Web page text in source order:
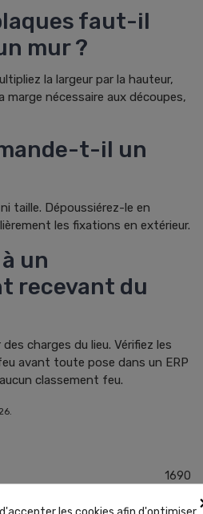
faut-il
mur ?
la largeur par la hauteur,
nécessaire aux découpes,
t-il un
taille. Dépoussiérez-le en
les fixations en extérieur.
un
recevant du
charges du lieu. Vérifiez les
avant toute pose dans un ERP
classement feu.
1690
Vert, blanc et rouge